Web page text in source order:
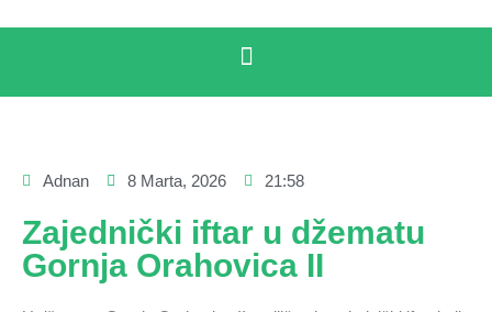
Adnan 8 Marta, 2026 21:58
Zajednički iftar u džematu
Gornja Orahovica II